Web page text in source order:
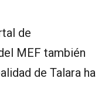
de
MEF también
de Talara ha